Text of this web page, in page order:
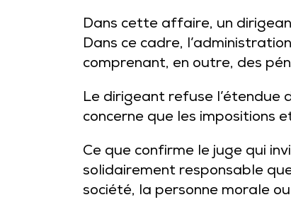
Dans cette affaire, un
Dans ce cadre,
comprenant, en outre, des
Le dirigeant refuse l’étendue
concerne que les impositions
Ce que confirme le juge qui
solidairement responsable
société, la personne morale